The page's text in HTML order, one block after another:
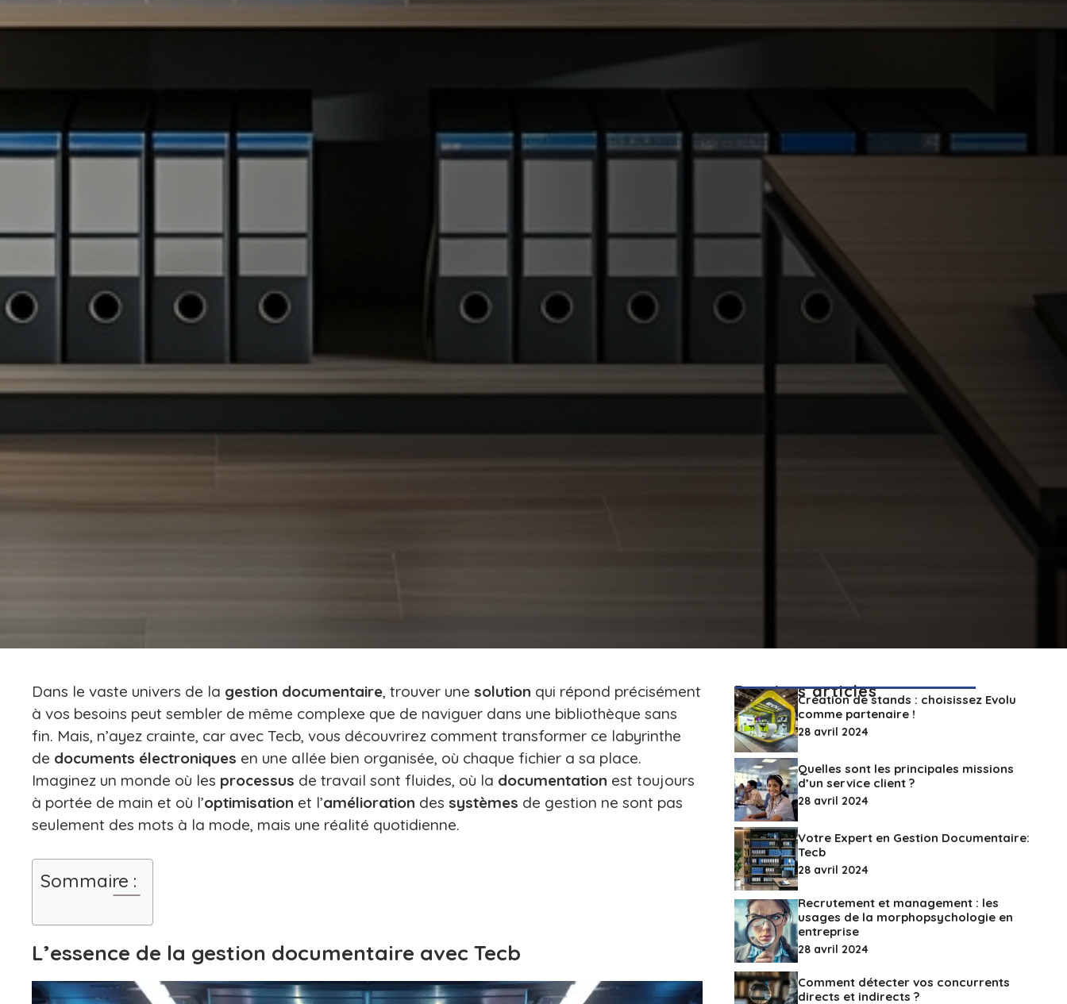
Dans le vaste univers de la gestion documentaire, trouver une solution qui répond précisément
à vos besoins peut sembler de même complexe que de naviguer dans une bibliothèque sans
fin. Mais, n’ayez crainte, car avec Tecb, vous découvrirez comment transformer ce labyrinthe
de documents électroniques en une allée bien organisée, où chaque fichier a sa place.
Imaginez un monde où les processus de travail sont fluides, où la documentation est toujours
à portée de main et où l’optimisation et l’amélioration des systèmes de gestion ne sont pas
seulement des mots à la mode, mais une réalité quotidienne.
Sommaire :
L’essence de la gestion documentaire avec Tecb
Derniers articles
Création de stands : choisissez Evolu
comme partenaire !
28 avril 2024
Quelles sont les principales missions
d’un service client ?
28 avril 2024
Votre Expert en Gestion Documentaire:
Tecb
28 avril 2024
Recrutement et management : les
usages de la morphopsychologie en
entreprise
28 avril 2024
Comment détecter vos concurrents
directs et indirects ?